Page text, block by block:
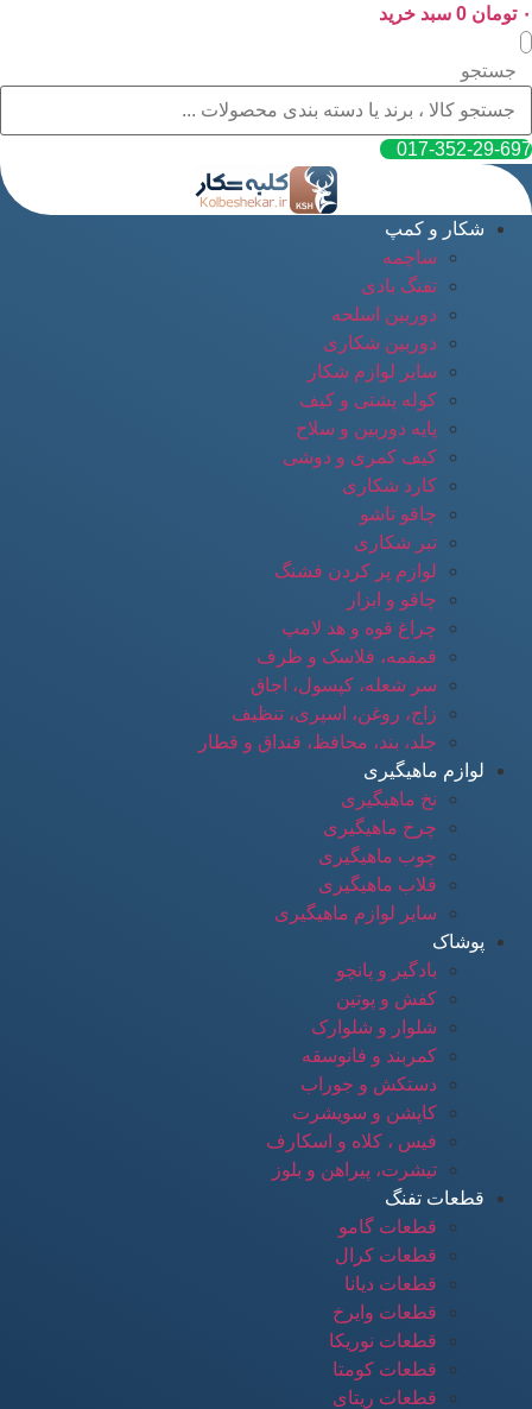
پرش
به
محتوا
۰ تومان 0 سبد خرید
جستجو
017-352-29-697
شکار و کمپ
ساچمه
تفنگ بادی
دوربین اسلحه
دوربین شکاری
سایر لوازم شکار
کوله پشتی و کیف
پایه دوربین و سلاح
کیف کمری و دوشی
کارد شکاری
چاقو تاشو
تبر شکاری
لوازم پر کردن فشنگ
چاقو و ابزار
چراغ قوه و هد لامپ
قمقمه، فلاسک و ظرف
سر شعله، کپسول، اجاق
زاج، روغن، اسپری، تنظیف
جلد، بند، محافظ، قنداق و قطار
لوازم ماهیگیری
نخ ماهیگیری
چرخ ماهیگیری
چوب ماهیگیری
قلاب ماهیگیری
سایر لوازم ماهیگیری
پوشاک
بادگیر و پانچو
کفش و پوتین
شلوار و شلوارک
کمربند و فانوسقه
دستکش و جوراب
کاپشن و سویشرت
فیس ، کلاه و اسکارف
تیشرت، پیراهن و بلوز
قطعات تفنگ
قطعات گامو
قطعات کرال
قطعات دیانا
قطعات وایرخ
قطعات نوریکا
قطعات کومتا
قطعات ریتای